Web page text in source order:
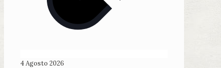
4 Agosto 2026